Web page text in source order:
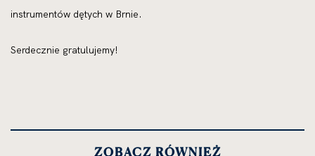
instrumentów dętych w Brnie.
Serdecznie gratulujemy!
ZOBACZ RÓWNIEŻ